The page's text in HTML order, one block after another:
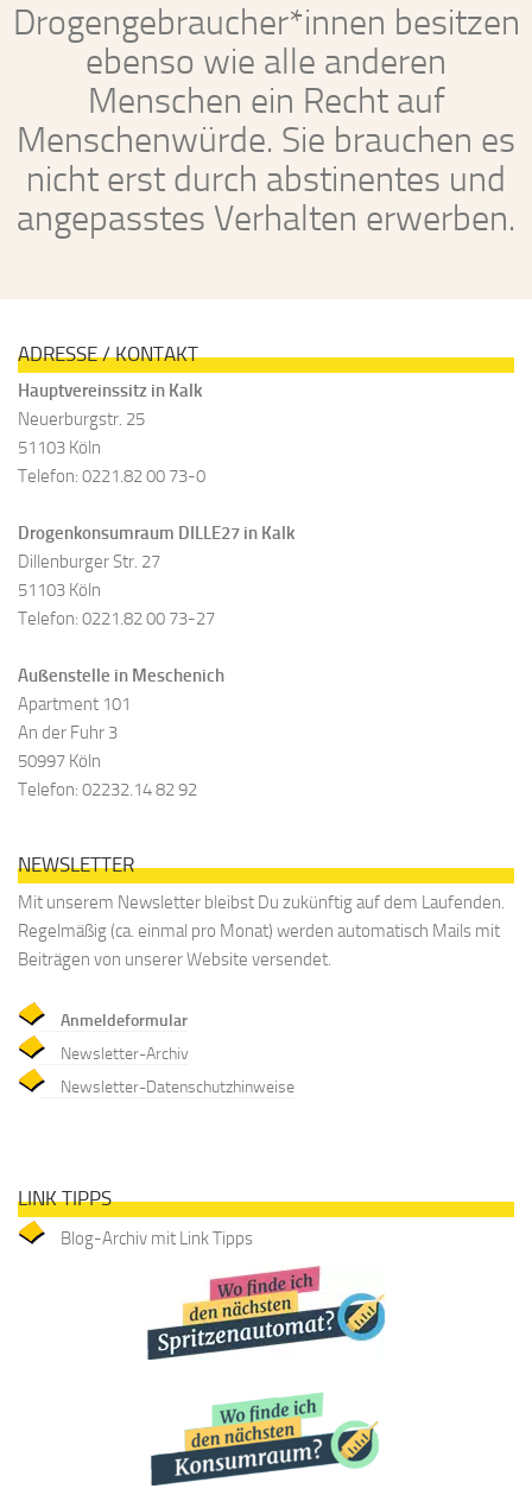
Drogengebraucher*innen besitzen
ebenso wie alle anderen
Menschen ein Recht auf
Menschenwürde. Sie brauchen es
nicht erst durch abstinentes und
angepasstes Verhalten erwerben.
ADRESSE / KONTAKT
Hauptvereinssitz in Kalk
Neuerburgstr. 25
51103 Köln
Telefon: 0221.82 00 73-0
Drogenkonsumraum DILLE27 in Kalk
Dillenburger Str. 27
51103 Köln
Telefon: 0221.82 00 73-27
Außenstelle in Meschenich
Apartment 101
An der Fuhr 3
50997 Köln
Telefon: 02232.14 82 92
NEWSLETTER
Mit unserem Newsletter bleibst Du zukünftig auf dem Laufenden.
Regelmäßig (ca. einmal pro Monat) werden automatisch Mails mit
Beiträgen von unserer Website versendet.
Anmeldeformular
Newsletter-Archiv
Newsletter-Datenschutzhinweise
LINK TIPPS
Blog-Archiv mit Link Tipps